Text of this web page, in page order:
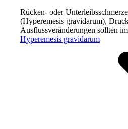
Rücken- oder
(Hyperemesis gravidarum),
Ausflussveränderungen sollten
Hyperemesis gravidarum